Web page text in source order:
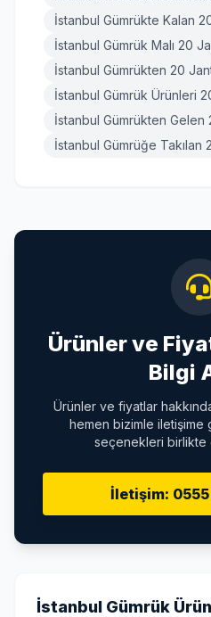
İstanbul Gümrükte Kalan
İstanbul Gümrük Malı 20
İstanbul Gümrükten 20
İstanbul Gümrük Ürünleri
İstanbul Gümrükten Gelen
İstanbul Gümrüğe Takılan
Ürünler ve
Bilgi
Ürünler ve fiyatlar
hemen bizimle iletişime
seçenekleri birlikte
İletişim:
İstanbul Gümrük